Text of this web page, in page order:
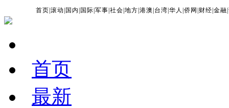
首页 |滚动 国内 国际 |军事 |社会 |地方 |港澳 台湾 |华人 |侨网 财经 |金融 |
首页
最新